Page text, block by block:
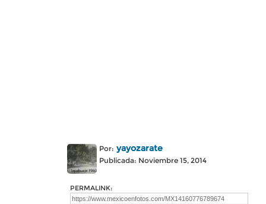
Por: yayozarate
Publicada: Noviembre 15, 2014
PERMALINK: